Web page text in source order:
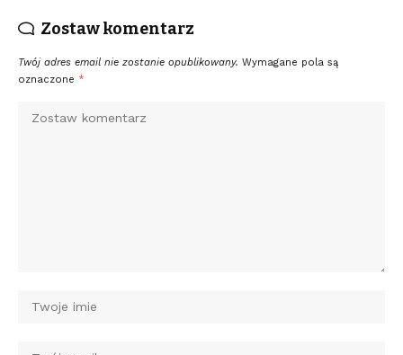
Zostaw komentarz
Twój adres email nie zostanie opublikowany. Wymagane pola są
oznaczone *